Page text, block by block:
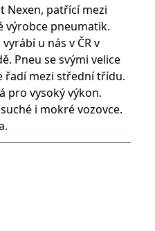
Nexen, patřící mezi
výrobce pneumatik.
u nás v ČR v
Pneu se svými velice
řadí mezi střední třídu.
pro vysoký výkon.
i mokré vozovce.